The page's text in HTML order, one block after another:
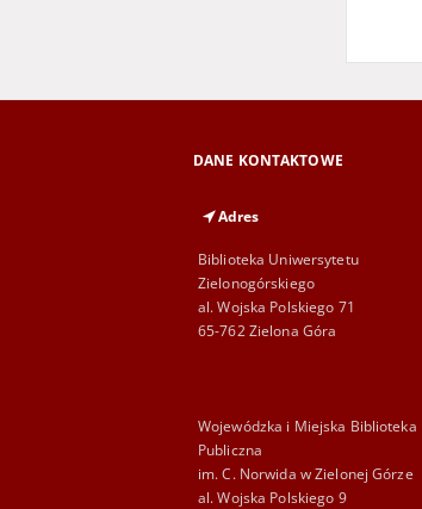
DANE KONTAKTOWE
Adres
Biblioteka Uniwersytetu
Zielonogórskiego
al. Wojska Polskiego 71
65-762 Zielona Góra
Wojewódzka i Miejska Biblioteka
Publiczna
im. C. Norwida w Zielonej Górze
al. Wojska Polskiego 9